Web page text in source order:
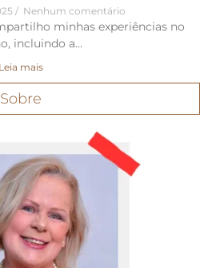
Nenhum comentário
minhas experiências no
incluindo a…
Leia mais
Sobre